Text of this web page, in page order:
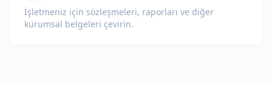
İşletmeniz için sözleşmeleri, raporları ve diğer
kurumsal belgeleri çevirin.